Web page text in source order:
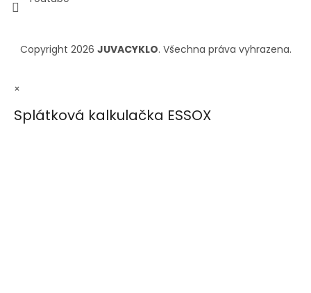
Copyright 2026 JUVACYKLO. Všechna práva vyhrazena.
×
Splátková kalkulačka ESSOX